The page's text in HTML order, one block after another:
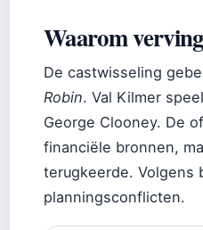
Waarom
De castwisseling
Robin. Val Kilmer
George Clooney. De
financiële bronnen,
terugkeerde. Volgens
planningsconflicten.